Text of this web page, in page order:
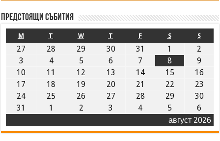
Предстоящи събития
август 2026
M T W T F S S
27 28 29 30 31 1
2
3
4 5 6 7 8
9
10
11 12 13 14 15
16
17
18 19 20 21 22
23
24
25 26 27 28 29
30
31
1 2 3 4 5 6